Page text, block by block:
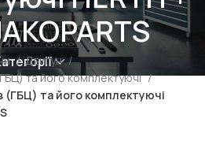
Двигун
та його комплектуючі
(ГБЦ) та його комплектуючі